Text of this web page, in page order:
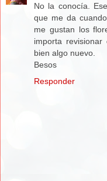
No la conocía.
que me da
me gustan los
importa
bien algo nuevo.
Besos
Responder